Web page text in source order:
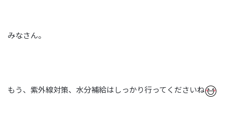
みなさん。
もう、紫外線対策、水分補給はしっかり行ってくださいね